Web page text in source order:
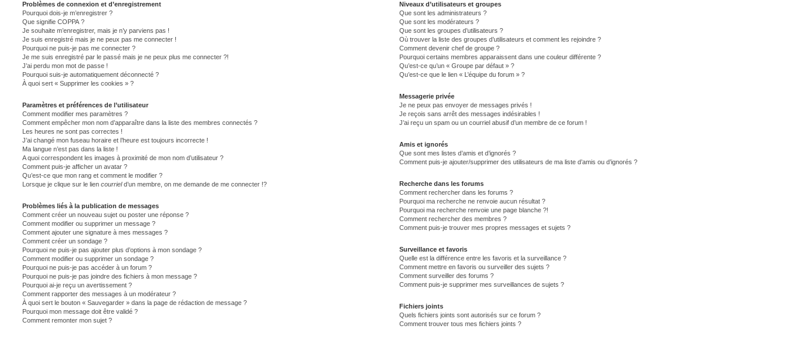
Problèmes de connexion et d’enregistrement
Pourquoi dois-je m’enregistrer ?
Que signifie COPPA ?
Je souhaite m’enregistrer, mais je n’y parviens pas !
Je suis enregistré mais je ne peux pas me connecter !
Pourquoi ne puis-je pas me connecter ?
Je me suis enregistré par le passé mais je ne peux plus me connecter ?!
J’ai perdu mon mot de passe !
Pourquoi suis-je automatiquement déconnecté ?
À quoi sert « Supprimer les cookies » ?
Paramètres et préférences de l’utilisateur
Comment modifier mes paramètres ?
Comment empêcher mon nom d’apparaître dans la liste des membres connectés ?
Les heures ne sont pas correctes !
J’ai changé mon fuseau horaire et l’heure est toujours incorrecte !
Ma langue n’est pas dans la liste !
A quoi correspondent les images à proximité de mon nom d’utilisateur ?
Comment puis-je afficher un avatar ?
Qu’est-ce que mon rang et comment le modifier ?
Lorsque je clique sur le lien courrield’un membre, on me demande de me connecter !?
Problèmes liés à la publication de messages
Comment créer un nouveau sujet ou poster une réponse ?
Comment modifier ou supprimer un message ?
Comment ajouter une signature à mes messages ?
Comment créer un sondage ?
Pourquoi ne puis-je pas ajouter plus d’options à mon sondage ?
Comment modifier ou supprimer un sondage ?
Pourquoi ne puis-je pas accéder à un forum ?
Pourquoi ne puis-je pas joindre des fichiers à mon message ?
Pourquoi ai-je reçu un avertissement ?
Comment rapporter des messages à un modérateur ?
À quoi sert le bouton « Sauvegarder » dans la page de rédaction de message ?
Pourquoi mon message doit être validé ?
Comment remonter mon sujet ?
Niveaux d’utilisateurs et groupes
Que sont les administrateurs ?
Que sont les modérateurs ?
Que sont les groupes d’utilisateurs ?
Où trouver la liste des groupes d’utilisateurs et comment les rejoindre ?
Comment devenir chef de groupe ?
Pourquoi certains membres apparaissent dans une couleur différente ?
Qu’est-ce qu’un « Groupe par défaut » ?
Qu’est-ce que le lien « L’équipe du forum » ?
Messagerie privée
Je ne peux pas envoyer de messages privés !
Je reçois sans arrêt des messages indésirables !
J’ai reçu un spam ou un courriel abusif d’un membre de ce forum !
Amis et ignorés
Que sont mes listes d’amis et d’ignorés ?
Comment puis-je ajouter/supprimer des utilisateurs de ma liste d’amis ou d’ignorés ?
Recherche dans les forums
Comment rechercher dans les forums ?
Pourquoi ma recherche ne renvoie aucun résultat ?
Pourquoi ma recherche renvoie une page blanche ?!
Comment rechercher des membres ?
Comment puis-je trouver mes propres messages et sujets ?
Surveillance et favoris
Quelle est la différence entre les favoris et la surveillance ?
Comment mettre en favoris ou surveiller des sujets ?
Comment surveiller des forums ?
Comment puis-je supprimer mes surveillances de sujets ?
Fichiers joints
Quels fichiers joints sont autorisés sur ce forum ?
Comment trouver tous mes fichiers joints ?